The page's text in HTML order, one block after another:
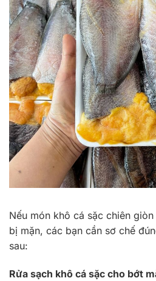
Nếu món khô cá sặc chiên
bị mặn, các bạn cần sơ chế
sau:
Rửa sạch khô cá sặc cho bớt